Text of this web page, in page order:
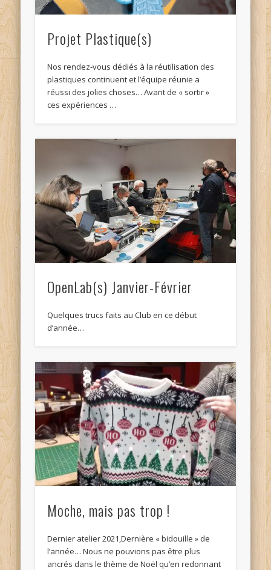
Projet Plastique(s)
Nos rendez-vous dédiés à la réutilisation des
plastiques continuent et l’équipe réunie a
réussi des jolies choses… Avant de « sortir »
ces expériences …
OpenLab(s) Janvier-Février
Quelques trucs faits au Club en ce début
d’année…
Moche, mais pas trop !
Dernier atelier 2021,Dernière « bidouille » de
l’année… Nous ne pouvions pas être plus
ancrés dans le thème de Noël qu’en redonnant